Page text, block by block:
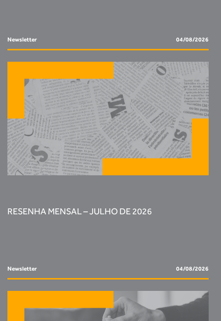
Newsletter 04/08/2026
RESENHA MENSAL – JULHO DE 2026
Newsletter 04/08/2026